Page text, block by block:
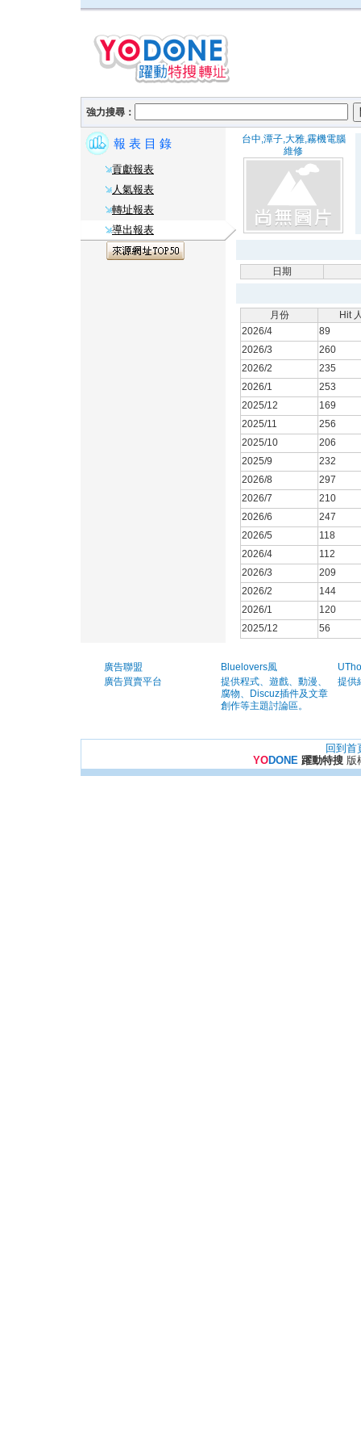
強力搜尋：
報 表 目 錄
貢獻報表
人氣報表
轉址報表
導出報表
台中,潭子,大雅,霧機電腦
維修
日期
月份
Hit
2026/4
89
2026/3
260
2026/2
235
2026/1
253
2025/12
169
2025/11
256
2025/10
206
2025/9
232
2026/8
297
2026/7
210
2026/6
247
2026/5
118
2026/4
112
2026/3
209
2026/2
144
2026/1
120
2025/12
56
廣告聯盟
廣告買賣平台
Bluelovers風
提供程式、遊戲、動漫、
腐物、Discuz插件及文章
創作等主題討論區。
提供
回到首
YODONE 躍動特搜版